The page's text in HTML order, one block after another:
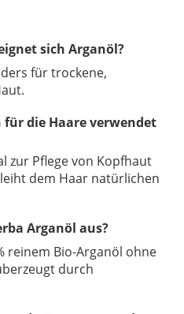
sich Arganöl?
für trockene,
die Haare verwendet
zur Pflege von Kopfhaut
dem Haar natürlichen
Arganöl aus?
reinem Bio-Arganöl ohne
durch